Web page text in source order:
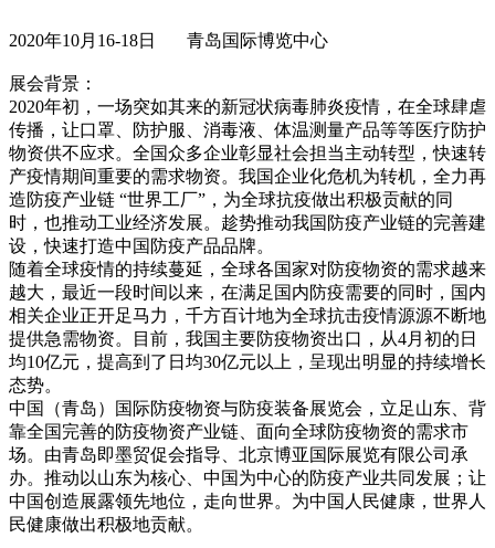
2020年10月16-18日 青岛国际博览中心
展会背景：
2020年初，一场突如其来的新冠状病毒肺炎疫情，在全球肆虐
传播，让口罩、防护服、消毒液、体温测量产品等等医疗防护
物资供不应求。全国众多企业彰显社会担当主动转型，快速转
产疫情期间重要的需求物资。我国企业化危机为转机，全力再
造防疫产业链 “世界工厂”，为全球抗疫做出积极贡献的同
时，也推动工业经济发展。趁势推动我国防疫产业链的完善建
设，快速打造中国防疫产品品牌。
随着全球疫情的持续蔓延，全球各国家对防疫物资的需求越来
越大，最近一段时间以来，在满足国内防疫需要的同时，国内
相关企业正开足马力，千方百计地为全球抗击疫情源源不断地
提供急需物资。目前，我国主要防疫物资出口，从4月初的日
均10亿元，提高到了日均30亿元以上，呈现出明显的持续增长
态势。
中国（青岛）国际防疫物资与防疫装备展览会，立足山东、背
靠全国完善的防疫物资产业链、面向全球防疫物资的需求市
场。由青岛即墨贸促会指导、北京博亚国际展览有限公司承
办。推动以山东为核心、中国为中心的防疫产业共同发展；让
中国创造展露领先地位，走向世界。为中国人民健康，世界人
民健康做出积极地贡献。